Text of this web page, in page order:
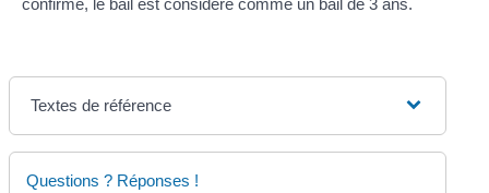
Textes de référence
Questions ? Réponses !